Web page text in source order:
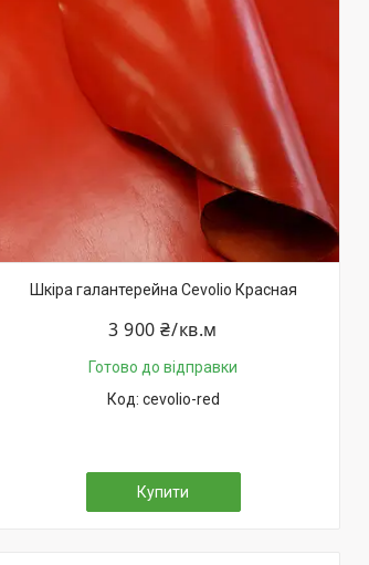
Шкіра галантерейна Cevolio Красная
3 900 ₴/кв.м
Готово до відправки
cevolio-red
Купити